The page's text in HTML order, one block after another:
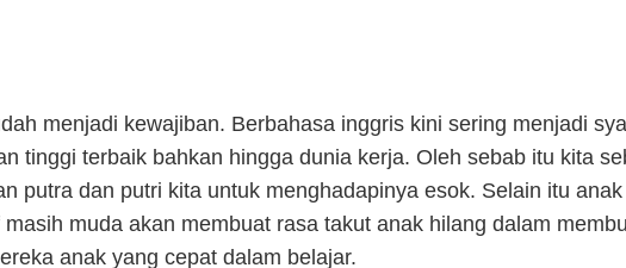
menjadi kewajiban. Berbahasa inggris kini sering menjadi
tinggi terbaik bahkan hingga dunia kerja. Oleh sebab itu kita
putra dan putri kita untuk menghadapinya esok. Selain itu
muda akan membuat rasa takut anak hilang dalam
anak yang cepat dalam belajar.